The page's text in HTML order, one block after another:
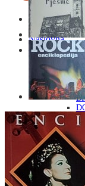
Naslovna
KNJIGE
OD
DO
OD
DO